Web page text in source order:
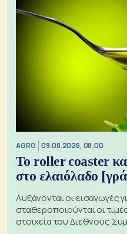
AGRO 09.08.2026, 08:00
Το roller coaster
στο ελαιόλαδο
Αυξάνονται οι εισαγωγές
σταθεροποιούνται οι
στοιχεία του Διεθνούς